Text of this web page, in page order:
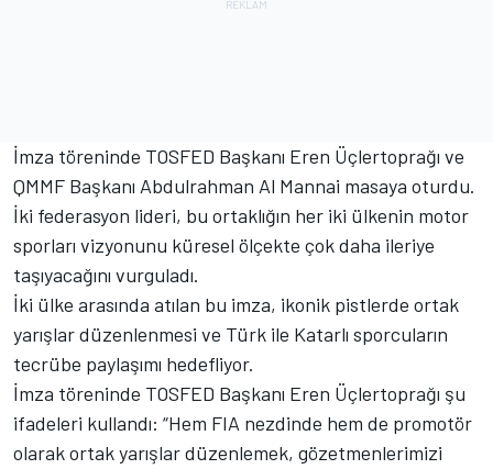
İmza töreninde TOSFED Başkanı Eren Üçlertoprağı ve
QMMF Başkanı Abdulrahman Al Mannai masaya oturdu.
İki federasyon lideri, bu ortaklığın her iki ülkenin motor
sporları vizyonunu küresel ölçekte çok daha ileriye
taşıyacağını vurguladı.
İki ülke arasında atılan bu imza, ikonik pistlerde ortak
yarışlar düzenlenmesi ve Türk ile Katarlı sporcuların
tecrübe paylaşımı hedefliyor.
İmza töreninde TOSFED Başkanı Eren Üçlertoprağı şu
ifadeleri kullandı: “Hem FIA nezdinde hem de promotör
olarak ortak yarışlar düzenlemek, gözetmenlerimizi